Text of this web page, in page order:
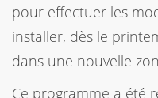
pour effectuer les
installer, dès le
dans une nouvelle
Ce programme a été